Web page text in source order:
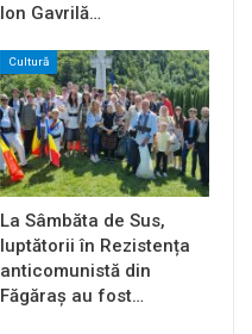
Ion Gavrilă…
Cultură
La Sâmbăta de Sus,
luptătorii în Rezistența
anticomunistă din
Făgăraș au fost…